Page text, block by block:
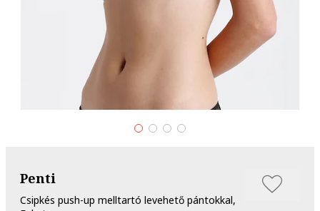
Penti
Csipkés push-up melltartó levehető pántokkal,